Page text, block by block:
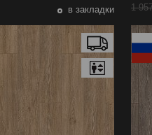
в закладки 1